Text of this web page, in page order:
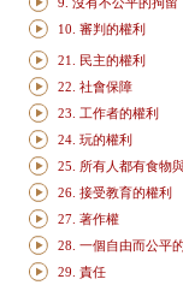
9. 沒有不公平的拘留
10. 審判的權利
21. 民主的權利
22. 社會保障
23. 工作者的權利
24. 玩的權利
25. 所有人都有食物
26. 接受教育的權利
27. 著作權
28. 一個自由而公平
29. 責任